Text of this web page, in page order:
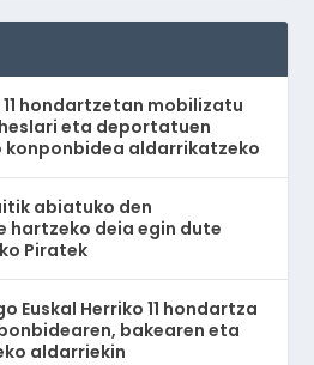
11 hondartzetan mobilizatu
eta deportatuen
konponbidea aldarrikatzeko
abiatuko den
hartzeko deia egin dute
Piratek
Euskal Herriko 11 hondartza
bakearen eta
aldarriekin